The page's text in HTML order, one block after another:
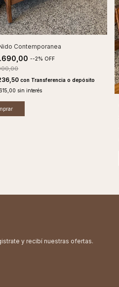
Contemporanea
--2% OFF
con Transferencia o depósito
sin interés
y recibí nuestras ofertas.